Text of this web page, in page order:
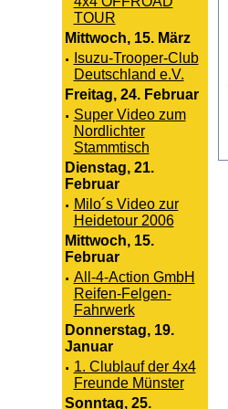
TOUR
Mittwoch, 15. März
· Isuzu-Trooper-Club
Deutschland e.V.
Freitag, 24. Februar
· Super Video zum
Nordlichter
Stammtisch
Dienstag, 21.
Februar
· Milo´s Video zur
Heidetour 2006
Mittwoch, 15.
Februar
· All-4-Action GmbH
Reifen-Felgen-
Fahrwerk
Donnerstag, 19.
Januar
· 1. Clublauf der 4x4
Freunde Münster
Sonntag, 25.